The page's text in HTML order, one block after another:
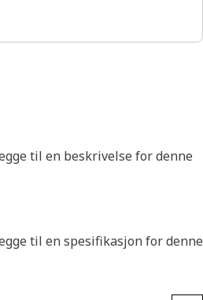
til en beskrivelse for denne
til en spesifikasjon for denne